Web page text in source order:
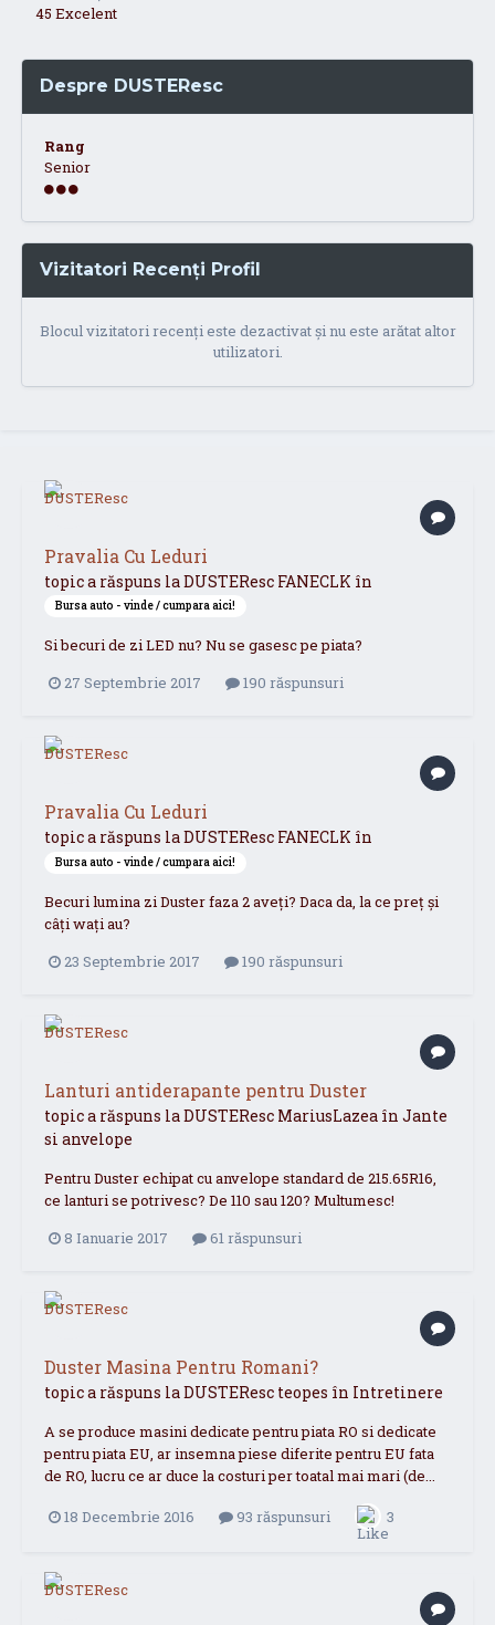
45 Excelent
Despre DUSTEResc
Rang
Senior
Vizitatori Recenți Profil
Blocul vizitatori recenți este dezactivat și nu este arătat altor
utilizatori.
Pravalia Cu Leduri
topic a răspuns laDUSTEResc FANECLK în
Bursa auto - vinde / cumpara aici!
Si becuri de zi LED nu? Nu se gasesc pe piata?
27 Septembrie 2017
190 răspunsuri
Pravalia Cu Leduri
topic a răspuns laDUSTEResc FANECLK în
Bursa auto - vinde / cumpara aici!
Becuri lumina zi Duster faza 2 aveți? Daca da, la ce preț și
câți wați au?
23 Septembrie 2017
190 răspunsuri
Lanturi antiderapante pentru Duster
topic a răspuns laDUSTEResc MariusLazea în Jante
si anvelope
Pentru Duster echipat cu anvelope standard de 215.65R16,
ce lanturi se potrivesc? De 110 sau 120? Multumesc!
8 Ianuarie 2017
61 răspunsuri
Duster Masina Pentru Romani?
topic a răspuns laDUSTEResc teopes în Intretinere
A se produce masini dedicate pentru piata RO si dedicate
pentru piata EU, ar insemna piese diferite pentru EU fata
de RO, lucru ce ar duce la costuri per toatal mai mari (de...
18 Decembrie 2016 93 răspunsuri 3